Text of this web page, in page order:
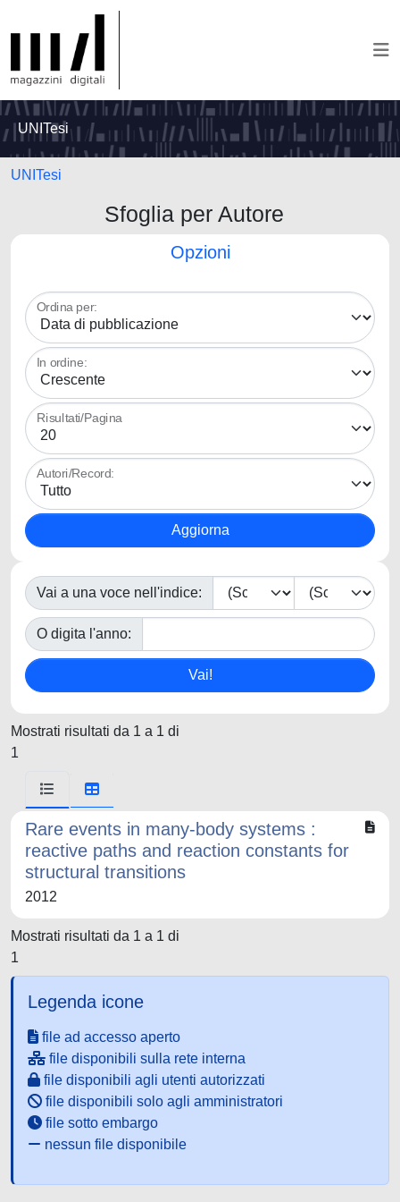
UNITesi
UNITesi
Sfoglia per Autore
Opzioni
Ordina per:
In ordine:
Risultati/Pagina
Autori/Record:
Vai a una voce nell'indice:
O digita l'anno:
Mostrati risultati da 1 a 1 di
1
Rare events in many-body systems :
reactive paths and reaction constants for
structural transitions
2012
Mostrati risultati da 1 a 1 di
1
Legenda icone
file ad accesso aperto
file disponibili sulla rete interna
file disponibili agli utenti autorizzati
file disponibili solo agli amministratori
file sotto embargo
nessun file disponibile